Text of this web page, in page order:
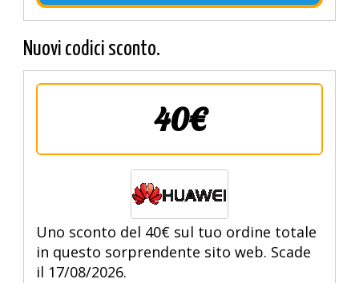
Nuovi codici sconto.
40€
Uno sconto del 40€ sul tuo ordine totale
in questo sorprendente sito web. Scade
il 17/08/2026.